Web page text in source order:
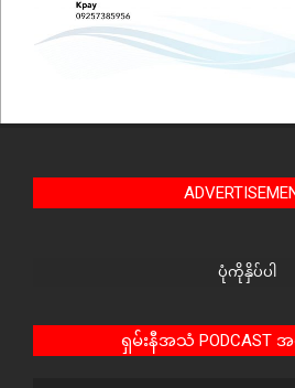
ပုံကိုနှိပ်ပါ
ရှမ်းနီအသံ PODCAST